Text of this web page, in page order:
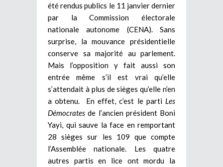
été rendus publics le 11 janvier dernier
par la Commission électorale
nationale autonome (CENA). Sans
surprise, la mouvance présidentielle
conserve sa majorité au parlement.
Mais l’opposition y fait aussi son
entrée même s’il est vrai qu’elle
s’attendait à plus de sièges qu’elle n’en
a obtenu. En effet, c’est le parti Les
Démocrates de l’ancien président Boni
Yayi, qui sauve la face en remportant
28 sièges sur les 109 que compte
l’Assemblée nationale. Les quatre
autres partis en lice ont mordu la